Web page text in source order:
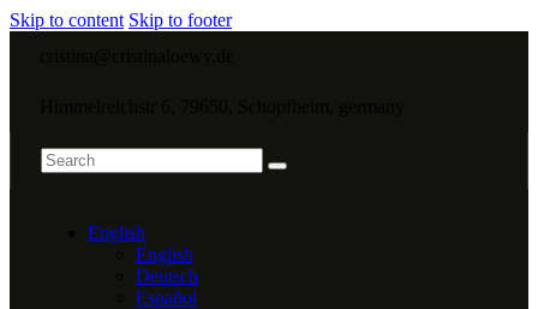
Skip to content Skip to footer
English
English
Deutsch
Español